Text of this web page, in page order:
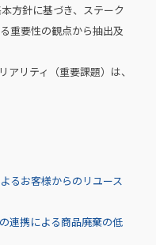
方針に基づき、ステーク
重要性の観点から抽出及
リティ（重要課題）は、
るお客様からのリユース
連携による商品廃棄の低